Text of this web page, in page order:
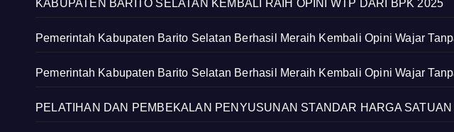
KABUPATEN BARITO SELATAN KEMBALI RAIH OPINI WTP DARI BPK 2025
Pemerintah Kabupaten Barito Selatan Berhasil Meraih Kembali Opini Wajar
Pemerintah Kabupaten Barito Selatan Berhasil Meraih Kembali Opini Wajar
PELATIHAN DAN PEMBEKALAN PENYUSUNAN STANDAR HARGA